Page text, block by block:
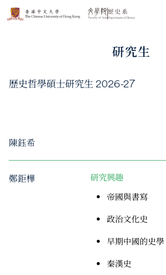
研究生
歷史哲學碩士研究生 2026-27
陳鈺希
鄭鉅樺 研究興趣
帝國與書寫
政治文化史
早期中國的史學
秦漢史